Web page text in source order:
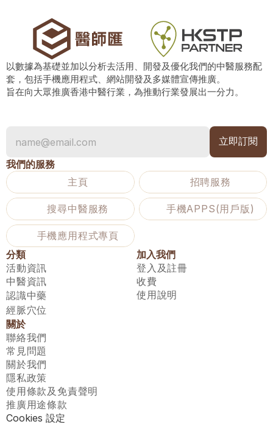
以數據為基礎並加以分析去活用、開發及優化我們的中醫服務配
套，包括手機應用程式、網站開發及多媒體宣傳推廣。
旨在向大眾推廣香港中醫行業，為推動行業發展出一分力。
我們的服務
主頁
招聘服務
搜尋中醫服務 手機APPS(用戶版)
手機應用程式專頁
分類
活動資訊
中醫資訊
認識中藥
經脈穴位
加入我們
登入及註冊
收費
使用說明
關於
聯絡我們
常見問題
關於我們
隱私政策
使用條款及免責聲明
推廣用途條款
Cookies 設定